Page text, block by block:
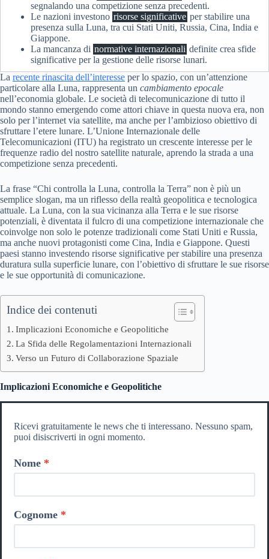
segnalando una competizione senza precedenti.
Le nazioni investono risorse significative per stabilire una
presenza sulla Luna, tra cui Stati Uniti, Russia, Cina, India e
Giappone.
La mancanza di normative internazionali definite crea sfide
significative per la gestione delle risorse lunari.
La recente rinascita dell’interesse per lo spazio, con un’attenzione
particolare alla Luna, rappresenta un cambiamento epocale
nell’economia globale. Le società di telecomunicazione di tutto il
mondo stanno emergendo come attori chiave in questa nuova era, non
solo per l’internet via satellite, ma anche per l’ambizioso obiettivo di
sfruttare l’etere lunare. L’Unione Internazionale delle
Telecomunicazioni (ITU) ha registrato un crescente interesse per le
frequenze radio del nostro satellite naturale, aprendo la strada a una
competizione senza precedenti.
La frase “Chi controlla la Luna, controlla la Terra” non è più un
semplice slogan, ma un riflesso della realtà geopolitica e tecnologica
attuale. La Luna, con la sua vicinanza alla Terra e le sue risorse
potenziali, è diventata il fulcro di una competizione internazionale che
coinvolge non solo le potenze tradizionali come Stati Uniti e Russia,
ma anche nuovi protagonisti come Cina, India e Giappone. Questi
paesi stanno investendo risorse significative per stabilire una presenza
duratura sulla superficie lunare, con l’obiettivo di sfruttare le sue risorse
e le sue opportunità di comunicazione.
Indice dei contenuti
Implicazioni Economiche e Geopolitiche
La Sfida delle Regolamentazioni Internazionali
Verso un Futuro di Collaborazione Spaziale
Implicazioni Economiche e Geopolitiche
Ricevi gratuitamente le news che ti interessano. Nessuno spam,
puoi disiscriverti in ogni momento.
Nome
Cognome